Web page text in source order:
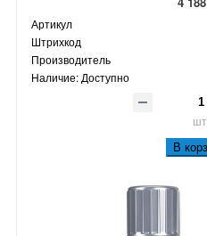
Артикул
Штрихкод
Производитель
Наличие: Доступно
шт
В